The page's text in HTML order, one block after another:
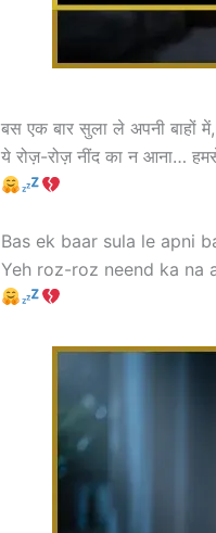
बस एक बार सुला ले अपनी बाहों में,
ये रोज़-रोज़ नींद का न आना…
Bas ek baar sula le apni
Yeh roz-roz neend ka na